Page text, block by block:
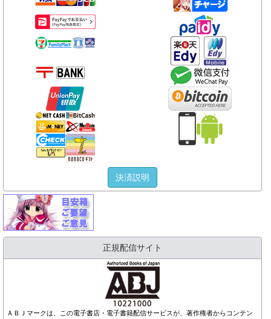
決済説明
正規配信サイト
ＡＢＪマークは、この電子書店・電子書籍配信サービスが、著作権者からコンテン